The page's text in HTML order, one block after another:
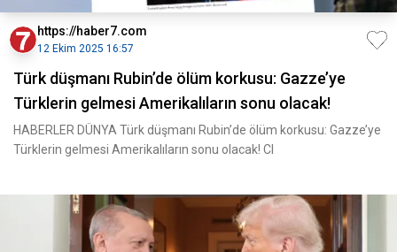
https://haber7.com
12 Ekim 2025 16:57
Türk düşmanı Rubin’de ölüm korkusu: Gazze’ye
Türklerin gelmesi Amerikalıların sonu olacak!
HABERLER DÜNYA Türk düşmanı Rubin’de ölüm korkusu: Gazze’ye
Türklerin gelmesi Amerikalıların sonu olacak! CI